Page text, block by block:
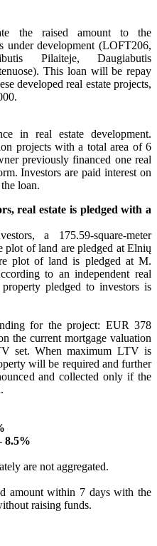
the raised amount to the
under development (LOFT206,
Pilaiteje, Daugiabutis
This loan will be repay
developed real estate projects,
in real estate development.
projects with a total area of 6
previously financed one real
Investors are paid interest on
loan.
real estate is pledged with a
a 175.59-square-meter
plot of land are pledged at Elnių
plot of land is pledged at M.
to an independent real
pledged to investors is
for the project: EUR 378
the current mortgage valuation
set. When maximum LTV is
will be required and further
and collected only if the
8.5%
are not aggregated.
amount within 7 days with the
raising funds.